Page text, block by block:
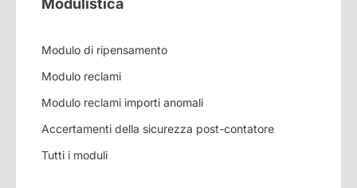
Modulistica
Modulo di ripensamento
Modulo reclami
Modulo reclami importi anomali
Accertamenti della sicurezza post-contatore
Tutti i moduli